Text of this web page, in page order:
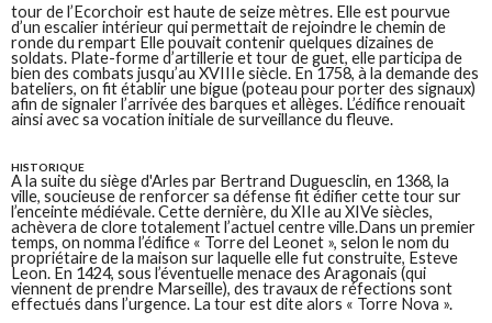
tour de l’Ecorchoir est haute de seize mètres. Elle est pourvue
d’un escalier intérieur qui permettait de rejoindre le chemin de
ronde du rempart Elle pouvait contenir quelques dizaines de
soldats. Plate-forme d’artillerie et tour de guet, elle participa de
bien des combats jusqu’au XVIIIe siècle. En 1758, à la demande des
bateliers, on fit établir une bigue (poteau pour porter des signaux)
afin de signaler l’arrivée des barques et allèges. L’édifice renouait
ainsi avec sa vocation initiale de surveillance du fleuve.
HISTORIQUE
A la suite du siège d'Arles par Bertrand Duguesclin, en 1368, la
ville, soucieuse de renforcer sa défense fit édifier cette tour sur
l’enceinte médiévale. Cette dernière, du XIIe au XIVe siècles,
achèvera de clore totalement l’actuel centre ville.Dans un premier
temps, on nomma l’édifice « Torre del Leonet », selon le nom du
propriétaire de la maison sur laquelle elle fut construite, Esteve
Leon. En 1424, sous l’éventuelle menace des Aragonais (qui
viennent de prendre Marseille), des travaux de réfections sont
effectués dans l’urgence. La tour est dite alors « Torre Nova ».